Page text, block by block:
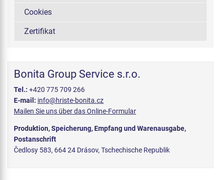
Cookies
Zertifikat
Bonita Group Service s.r.o.
Tel.: +420 775 709 266
E-mail: info@hriste-bonita.cz
Mailen Sie uns über das Online-Formular
Produktion, Speicherung, Empfang und Warenausgabe,
Postanschrift
Čedlosy 583, 664 24 Drásov, Tschechische Republik